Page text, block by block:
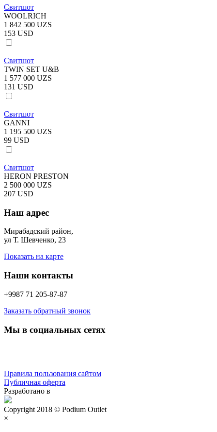
Свитшот
WOOLRICH
1 842 500 UZS
153 USD
Свитшот
TWIN SET U&B
1 577 000 UZS
131 USD
Свитшот
GANNI
1 195 500 UZS
99 USD
Свитшот
HERON PRESTON
2 500 000 UZS
207 USD
Наш адрес
Мирабадский район,
ул Т. Шевченко, 23
Показать на карте
Наши контакты
+9987 71 205-87-87
Заказать обратный звонок
Мы в социальных сетях
Правила пользования сайтом
Публичная оферта
Разработано в
Copyright 2018 © Podium Outlet
×